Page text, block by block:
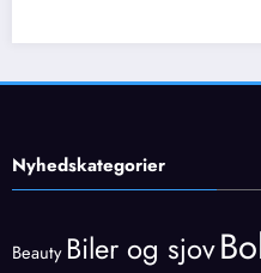
Nyhedskategorier
Beauty Biler og sjov